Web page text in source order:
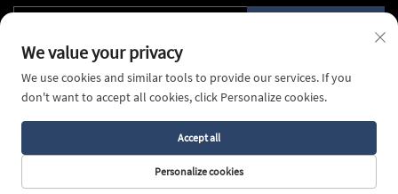
Urheberrecht © 2026 Ningbo Innova Industry Co., Ltd. Alle Rechte vorbehalten
Datenschutzrichtlinie
We value your privacy
We use cookies and similar tools to provide our services. If you
don't want to accept all cookies, click Personalize cookies.
Personalize cookies
Accept all